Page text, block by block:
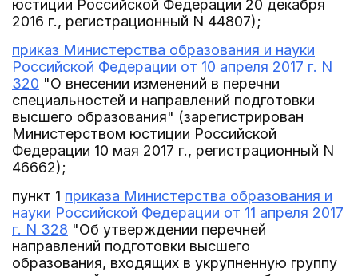
юстиции Российской Федерации 20 декабря
2016 г., регистрационный N 44807);
приказ Министерства образования и науки
Российской Федерации от 10 апреля 2017 г. N
320 "О внесении изменений в перечни
специальностей и направлений подготовки
высшего образования" (зарегистрирован
Министерством юстиции Российской
Федерации 10 мая 2017 г., регистрационный N
46662);
пункт 1 приказа Министерства образования и
науки Российской Федерации от 11 апреля 2017
г. N 328 "Об утверждении перечней
направлений подготовки высшего
образования, входящих в укрупненную группу